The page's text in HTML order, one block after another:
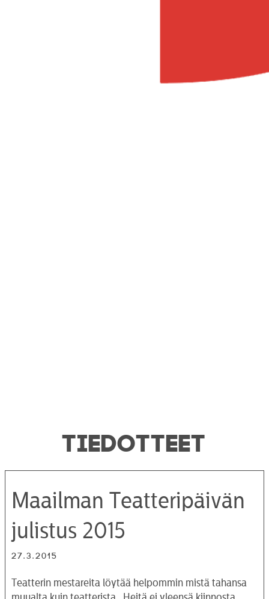
TIEDOTTEET
Maailman Teatteripäivän
julistus 2015
27.3.2015
Teatterin mestareita löytää helpommin mistä tahansa